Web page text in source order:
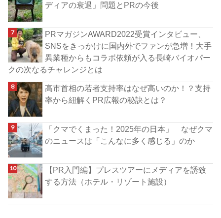
ディアの衰退」問題とPRの今後
PRマガジンAWARD2022受賞インタビュー、
SNSをきっかけに国内外でファンが急増！大手
異業種からもコラボ依頼が入る長崎バイオパー
クの次なるチャレンジとは
高市首相の若者支持率はなぜ高いのか！？支持
率から紐解くPR広報の秘訣とは？
「クマでくまった！2025年の日本」 なぜクマ
のニュースは「こんなに多く感じる」のか
【PR入門編】プレスツアーにメディアを誘致
する方法（ホテル・リゾート施設）